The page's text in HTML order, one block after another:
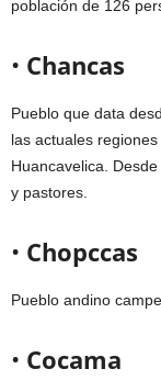
población de 126
• Chancas
Pueblo que data
las actuales
Huancavelica.
y pastores.
• Chopccas
Pueblo andino
• Cocama